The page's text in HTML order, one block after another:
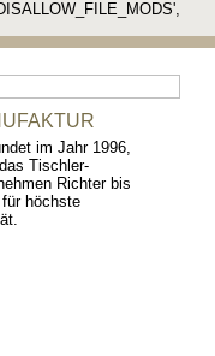
im Jahr 1996,
Tischler-
Richter bis
für höchste